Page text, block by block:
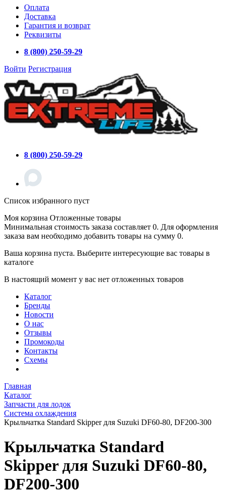
Оплата
Доставка
Гарантия и возврат
Реквизиты
8 (800) 250-59-29
Войти Регистрация
8 (800) 250-59-29
Список избранного пуст
Моя корзина Отложенные товары
Минимальная стоимость заказа составляет 0. Для оформления
заказа вам необходимо добавить товары на сумму 0.
Ваша корзина пуста. Выберите интересующие вас товары в
каталоге
В настоящий момент у вас нет отложенных товаров
Каталог
Бренды
Новости
О нас
Отзывы
Промокоды
Контакты
Схемы
Главная
Каталог
Запчасти для лодок
Система охлаждения
Крыльчатка Standard Skipper для Suzuki DF60-80, DF200-300
Крыльчатка Standard
Skipper для Suzuki DF60-80,
DF200-300